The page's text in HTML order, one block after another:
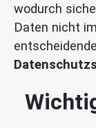
wodurch
Daten nicht